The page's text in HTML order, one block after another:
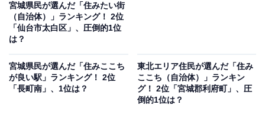
居住者からは「ここ十年の間にタワーマンションが増
え、人口が増えて、若い世代が多く暮らしていて活気を
感じる。 ここ二十年ほどの間に整備された街なので、街
並みもきれい」「子連れで遊んだり食事をとったり気軽
にできる。デパートが近所にあること。公園や保育施設
も充実している」といったコメントが寄せられ、再開発
宮城県民が選んだ「住みたい街
（自治体）」ランキング！ 2位
「仙台市太白区」、圧倒的1位
は？
宮城県民が選んだ「住みここち
が良い駅」ランキング！ 2位
「長町南」、1位は？
東北エリア住民が選んだ「住み
ここち（自治体）」ランキン
グ！ 2位「宮城郡利府町」、圧
倒的1位は？